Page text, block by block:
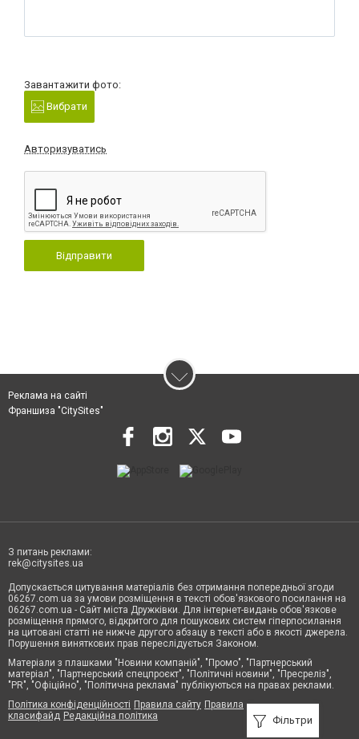
Завантажити фото:
Вибрати
Авторизуватись
Відправити
Фільтри
Реклама на сайті
Франшиза "CitySites"
З питань реклами:
rek@citysites.ua
Допускається цитування матеріалів без отримання попередньої згоди
06267.com.ua за умови розміщення в тексті обов'язкового посилання на
06267.com.ua - Сайт міста Дружківки. Для інтернет-видань обов'язкове
розміщення прямого, відкритого для пошукових систем гіперпосилання
на цитовані статті не нижче другого абзацу в тексті або в якості джерела.
Порушення виняткових прав переслідується Законом.
Матеріали з плашками "Новини компаній", "Промо", "Партнерський
матеріал", "Партнерський спецпроєкт", "Політичні новини", "Пресреліз",
"PR", "Офіційно", "Політична реклама" публікуються на правах реклами.
Політика конфіденційності Правила сайту Правила
класифайд Редакційна політика